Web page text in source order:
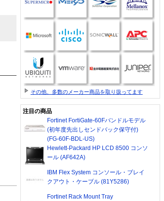
その他、多数のメーカー商品を取り扱ってます
注目の商品
Fortinet FortiGate-60Fバンドルモデル
(初年度先出しセンドバック保守付)
(FG-60F-BDL-US)
Hewlett-Packard HP LCD 8500 コンソ
ール (AF642A)
IBM Flex System コンソール・ブレイ
クアウト・ケーブル (81Y5286)
Fortinet Rack Mount Tray